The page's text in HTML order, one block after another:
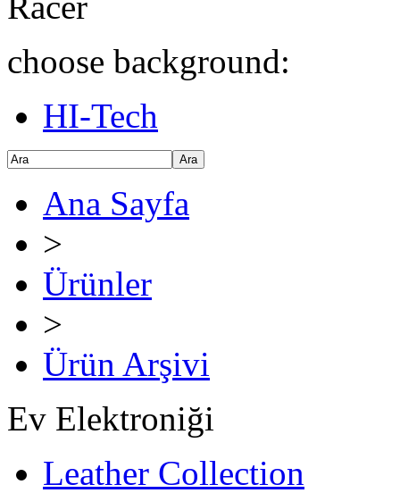
choose background:
HI-Tech
Ara
Ana Sayfa
>
Ürünler
>
Ürün Arşivi
Ev Elektroniği
Leather Collection